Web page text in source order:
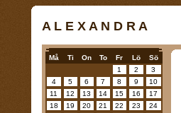
A L E X A N D R A
Må Ti On To Fr Lö
Sö
1
2
3
4
5 6 7 8 9
10
11
12 13 14 15 16
17
18
19 20 21 22 23
24